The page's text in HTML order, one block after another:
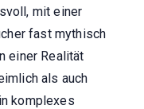
mit einer
fast mythisch
einer Realität
als auch
komplexes